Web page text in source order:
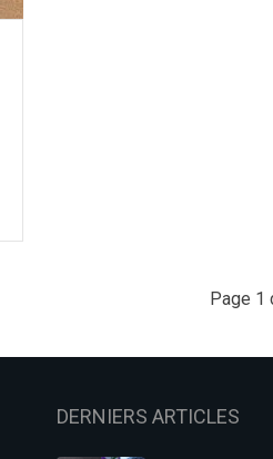
Page 1
DERNIERS ARTICLES